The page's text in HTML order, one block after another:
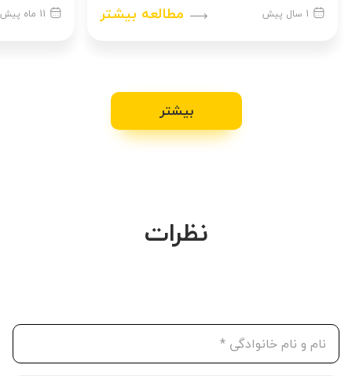
1 سال پیش مطالعه بیشتر 11 ماه پیش
بیشتر
نظرات